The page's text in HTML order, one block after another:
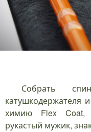
Собрать
катушкодержателя
химию Flex Coat,
рукастый мужик,